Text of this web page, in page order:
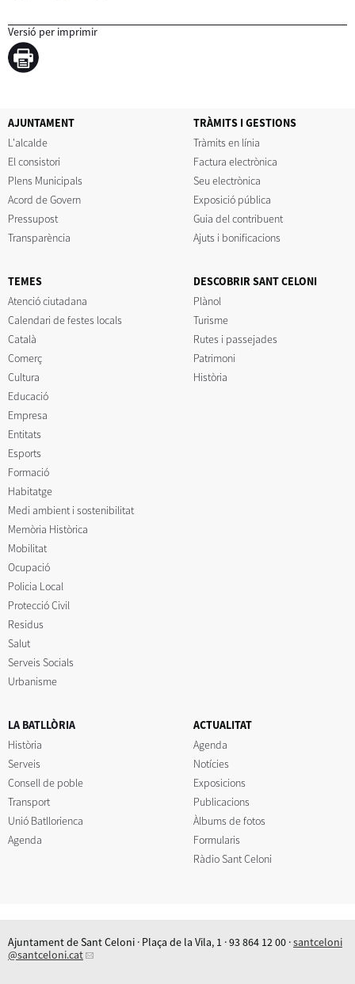
Versió per imprimir
AJUNTAMENT
L'alcalde
El consistori
Plens Municipals
Acord de Govern
Pressupost
Transparència
TRÀMITS I GESTIONS
Tràmits en línia
Factura electrònica
Seu electrònica
Exposició pública
Guia del contribuent
Ajuts i bonificacions
TEMES
Atenció ciutadana
Calendari de festes locals
Català
Comerç
Cultura
Educació
Empresa
Entitats
Esports
Formació
Habitatge
Medi ambient i sostenibilitat
Memòria Històrica
Mobilitat
Ocupació
Policia Local
Protecció Civil
Residus
Salut
Serveis Socials
Urbanisme
DESCOBRIR SANT CELONI
Plànol
Turisme
Rutes i passejades
Patrimoni
Història
LA BATLLÒRIA
Història
Serveis
Consell de poble
Transport
Unió Batllorienca
Agenda
ACTUALITAT
Agenda
Notícies
Exposicions
Publicacions
Àlbums de fotos
Formularis
Ràdio Sant Celoni
Ajuntament de Sant Celoni · Plaça de la Vila, 1 · 93 864 12 00 ·santceloni
@santceloni.cat